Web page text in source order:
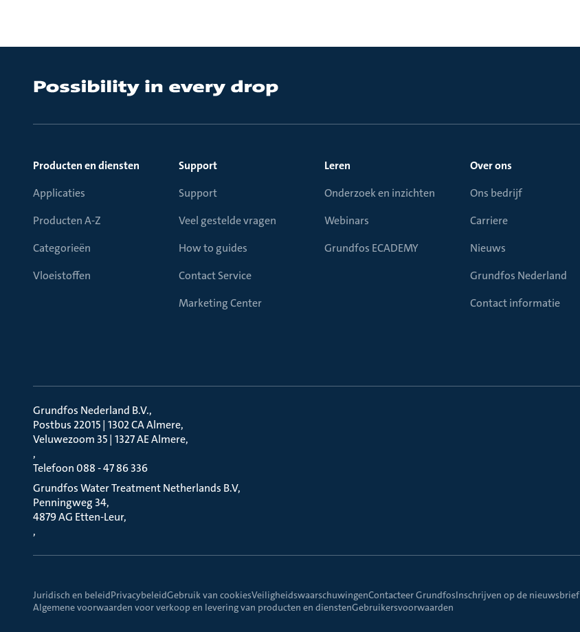
Producten en diensten
Applicaties
Producten A-Z
Categorieën
Vloeistoffen
Support
Support
Veel gestelde vragen
How to guides
Contact Service
Marketing Center
Leren
Onderzoek en inzichten
Webinars
Grundfos ECADEMY
Over ons
Ons bedrijf
Carriere
Nieuws
Grundfos Nederland
Contact informatie
Grundfos Nederland B.V.
Postbus 22015 | 1302 CA Almere
Veluwezoom 35 | 1327 AE Almere
Telefoon 088 - 47 86 336
Grundfos Water Treatment Netherlands B.V
Penningweg 34
4879 AG Etten-Leur
Juridisch en beleidPrivacybeleidGebruik van cookiesVeiligheidswaarschuwingenContacteer GrundfosInschrijven op de nieuwsbrief
Algemene voorwaarden voor verkoop en levering van producten en dienstenGebruikersvoorwaarden